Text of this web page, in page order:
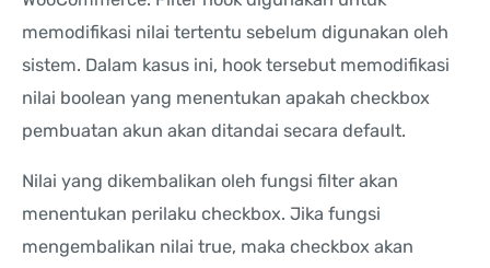
memodifikasi nilai tertentu sebelum digunakan oleh
sistem. Dalam kasus ini, hook tersebut memodifikasi
nilai boolean yang menentukan apakah checkbox
pembuatan akun akan ditandai secara default.
Nilai yang dikembalikan oleh fungsi filter akan
menentukan perilaku checkbox. Jika fungsi
mengembalikan nilai true, maka checkbox akan